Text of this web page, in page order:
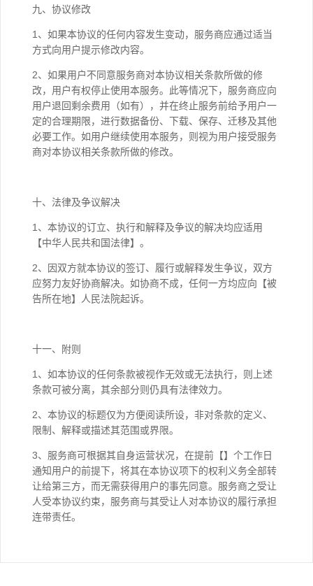
九、协议修改
1、如果本协议的任何内容发生变动，服务商应通过适当
方式向用户提示修改内容。
2、如果用户不同意服务商对本协议相关条款所做的修
改，用户有权停止使用本服务。此等情况下，服务商应向
用户退回剩余费用（如有），并在终止服务前给予用户一
定的合理期限，进行数据备份、下载、保存、迁移及其他
必要工作。如用户继续使用本服务，则视为用户接受服务
商对本协议相关条款所做的修改。
十、法律及争议解决
1、本协议的订立、执行和解释及争议的解决均应适用
【中华人民共和国法律】。
2、因双方就本协议的签订、履行或解释发生争议，双方
应努力友好协商解决。如协商不成，任何一方均应向【被
告所在地】人民法院起诉。
十一、附则
1、如本协议的任何条款被视作无效或无法执行，则上述
条款可被分离，其余部分则仍具有法律效力。
2、本协议的标题仅为方便阅读所设，非对条款的定义、
限制、解释或描述其范围或界限。
3、服务商可根据其自身运营状况，在提前【】个工作日
通知用户的前提下，将其在本协议项下的权利义务全部转
让给第三方，而无需获得用户的事先同意。服务商之受让
人受本协议约束，服务商与其受让人对本协议的履行承担
连带责任。